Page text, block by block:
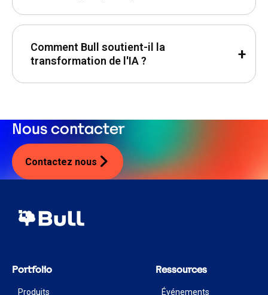
Comment Bull soutient-il la
transformation de l'IA ?
Nous contacter
Contactez nous
Portfolio
Produits
Ressources
Événements